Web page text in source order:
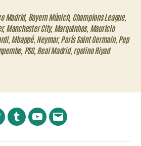
Madrid, Bayern Múnich, Champions League,
,Manchester City, Marquinhos, Mauricio
, Mbappé, Neymar,París Saint Germain, Pep
, PSG, Real Madrid, rgelino Riyad
TumblrYouTubeCorreo